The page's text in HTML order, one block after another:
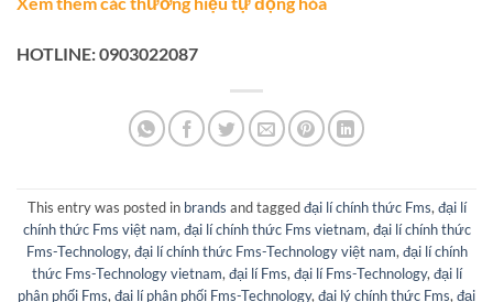
HOTLINE: 0903022087
This entry was posted in brands and taggedđại lí chính thức Fms, đại lí
chính thức Fms việt nam, đại lí chính thức Fms vietnam, đại lí chính thức
Fms-Technology, đại lí chính thức Fms-Technology việt nam, đại lí chính
thức Fms-Technology vietnam, đại lí Fms, đại lí Fms-Technology, đại lí
phân phối Fms, đại lí phân phối Fms-Technology, đại lý chính thức Fms, đại